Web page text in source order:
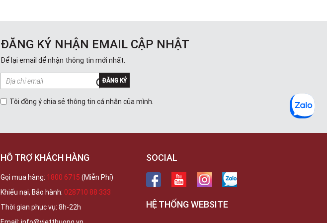
ĐĂNG KÝ NHẬN EMAIL CẬP NHẬT
Để lại email để nhận thông tin mới nhất.
ĐĂNG KÝ
Tôi đồng ý chia sẻ thông tin cá nhân của mình.
HỖ TRỢ KHÁCH HÀNG
Gọi mua hàng: 1800 6715 (Miễn Phí)
Khiếu nại, Bảo hành: 028710 88 333
Thời gian phục vụ: 8h-22h
SOCIAL
HỆ THỐNG WEBSITE